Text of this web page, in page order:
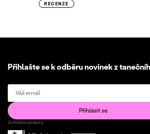
RECENZE
Přihlašte se k odběru novinek z
Za finanční podpory